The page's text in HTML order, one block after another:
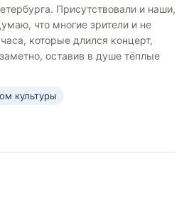
Присутствовали и наши,
что многие зрители и не
которые длился концерт,
оставив в душе тёплые
культуры